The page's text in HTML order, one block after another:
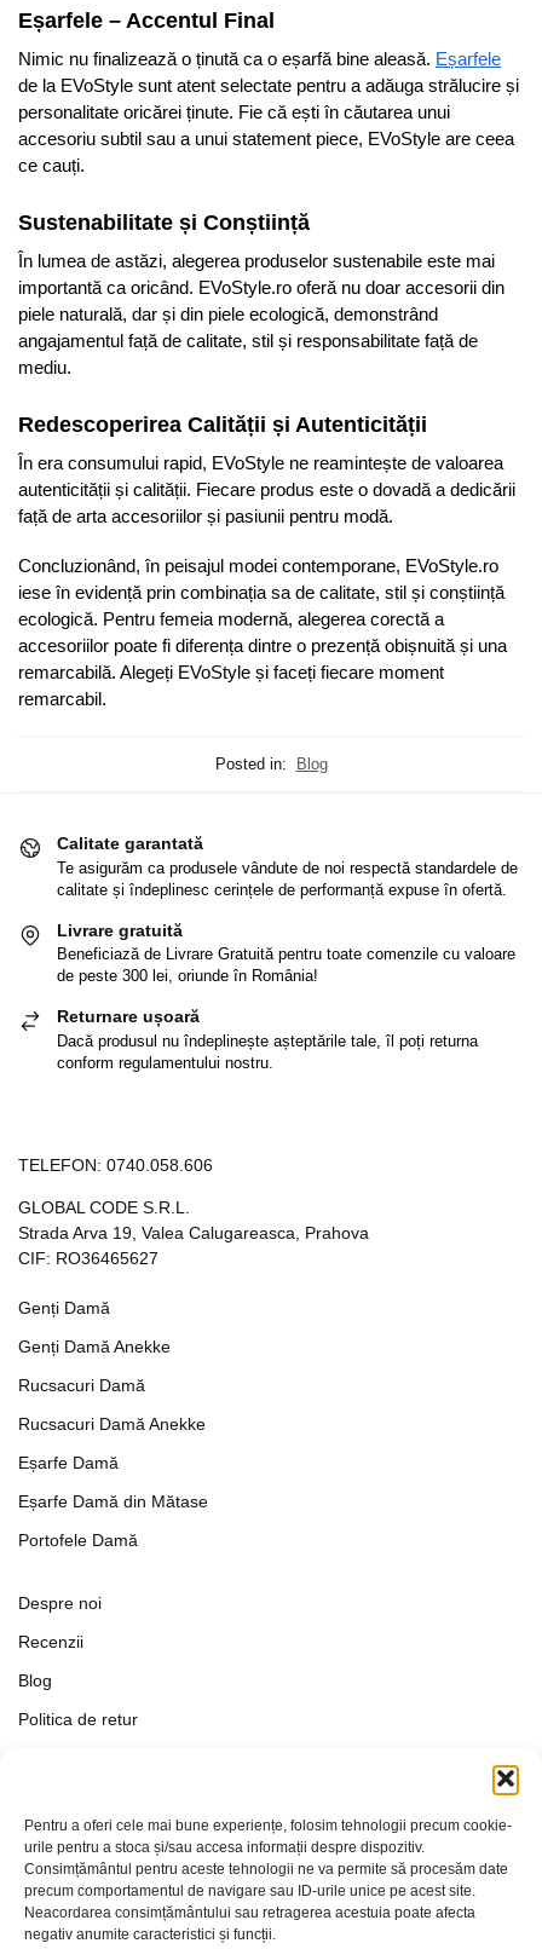
Pentru a oferi cele mai bune experiențe, folosim tehnologii precum cookie-
urile pentru a stoca și/sau accesa informații despre dispozitiv.
Consimțământul pentru aceste tehnologii ne va permite să procesăm date
precum comportamentul de navigare sau ID-urile unice pe acest site.
Neacordarea consimțământului sau retragerea acestuia poate afecta
negativ anumite caracteristici și funcții.
Eșarfele – Accentul Final
Nimic nu finalizează o ținută ca o eșarfă bine aleasă. Eșarfele
de la EVoStyle sunt atent selectate pentru a adăuga strălucire și
personalitate oricărei ținute. Fie că ești în căutarea unui
accesoriu subtil sau a unui statement piece, EVoStyle are ceea
ce cauți.
Sustenabilitate și Conștiință
În lumea de astăzi, alegerea produselor sustenabile este mai
importantă ca oricând. EVoStyle.ro oferă nu doar accesorii din
piele naturală, dar și din piele ecologică, demonstrând
angajamentul față de calitate, stil și responsabilitate față de
mediu.
Redescoperirea Calității și Autenticității
În era consumului rapid, EVoStyle ne reamintește de valoarea
autenticității și calității. Fiecare produs este o dovadă a dedicării
față de arta accesoriilor și pasiunii pentru modă.
Concluzionând, în peisajul modei contemporane, EVoStyle.ro
iese în evidență prin combinația sa de calitate, stil și conștiință
ecologică. Pentru femeia modernă, alegerea corectă a
accesoriilor poate fi diferența dintre o prezență obișnuită și una
remarcabilă. Alegeți EVoStyle și faceți fiecare moment
remarcabil.
Posted in: Blog
Calitate garantată
Te asigurăm ca produsele vândute de noi respectă standardele de
calitate și îndeplinesc cerințele de performanță expuse în ofertă.
Livrare gratuită
Beneficiază de Livrare Gratuită pentru toate comenzile cu valoare
de peste 300 lei, oriunde în România!
Returnare ușoară
Dacă produsul nu îndeplinește așteptările tale, îl poți returna
conform regulamentului nostru.
TELEFON: 0740.058.606
GLOBAL CODE S.R.L.
Strada Arva 19, Valea Calugareasca, Prahova
CIF: RO36465627
Genți Damă
Genți Damă Anekke
Rucsacuri Damă
Rucsacuri Damă Anekke
Eșarfe Damă
Eșarfe Damă din Mătase
Portofele Damă
Despre noi
Recenzii
Blog
Politica de retur
Politica de Confidențialitate
Politica de cookies
Setări Cookie-uri
Contact